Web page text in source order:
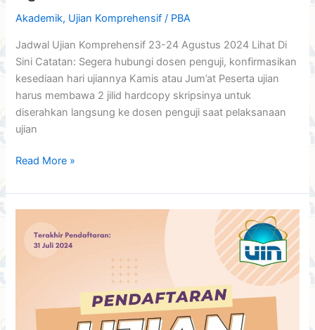
Akademik, Ujian Komprehensif / PBA
Jadwal Ujian Komprehensif 23-24 Agustus 2024 Lihat Di
Sini Catatan: Segera hubungi dosen penguji, konfirmasikan
kesediaan hari ujiannya Kamis atau Jum’at Peserta ujian
harus membawa 2 jilid hardcopy skripsinya untuk
diserahkan langsung ke dosen penguji saat pelaksanaan
ujian
Read More »
Ujian
Komprehensif